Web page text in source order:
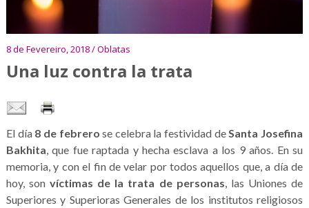
8 de Fevereiro, 2018 / Oblatas
Una luz contra la trata
El día 8 de febrero se celebra la festividad deSanta Josefina
Bakhita, que fue raptada y hecha esclava a los 9 años. En su
memoria, y con el fin de velar por todos aquellos que, a día de
hoy, sonvíctimas de la trata de personas, las Uniones de
Superiores y Superioras Generales de los institutos religiosos